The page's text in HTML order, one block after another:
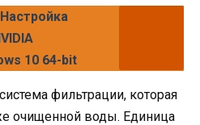
Настройка
10 64-bit
фильтрации, которая
очищенной воды. Единица